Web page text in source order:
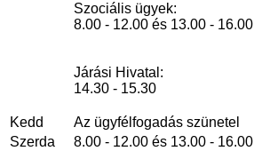
Szociális ügyek:
8.00 - 12.00 és 13.00 - 16.00
Járási Hivatal:
14.30 - 15.30
Kedd
Az ügyfélfogadás szünetel
Szerda
8.00 - 12.00 és 13.00 - 16.00